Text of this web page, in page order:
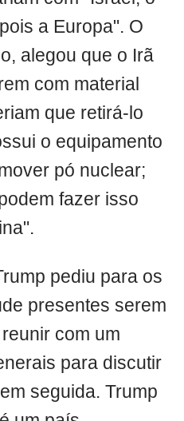
a Europa". O
alegou que o Irã
com material
que retirá-lo
o equipamento
pó nuclear;
fazer isso
pediu para os
presentes serem
com um
para discutir
seguida. Trump